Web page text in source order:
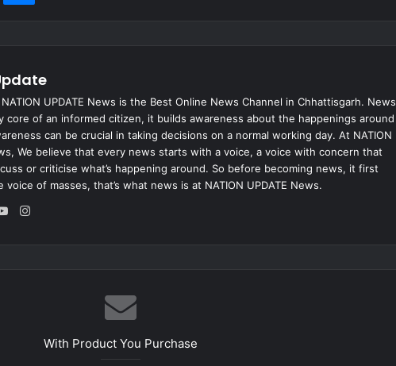
UPDATE News is the Best Online News Channel in Chhattisgarh. News
core of an informed citizen, it builds awareness about the happenings around
can be crucial in taking decisions on a normal working day. At NATION
We believe that every news starts with a voice, a voice with concern that
or criticise what’s happening around. So before becoming news, it first
voice of masses, that’s what news is at NATION UPDATE News.
Instagram
With Product You Purchase